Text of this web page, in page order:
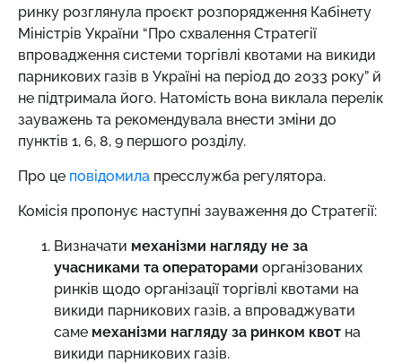
ринку розглянула проєкт розпорядження Кабінету
Міністрів України “Про схвалення Стратегії
впровадження системи торгівлі квотами на викиди
парникових газів в Україні на період до 2033 року” й
не підтримала його. Натомість вона виклала перелік
зауважень та рекомендувала внести зміни до
пунктів 1, 6, 8, 9 першого розділу.
Про це повідомила пресслужба регулятора.
Комісія пропонує наступні зауваження до Стратегії:
Визначати механізми нагляду не за
учасниками та операторами організованих
ринків щодо організації торгівлі квотами на
викиди парникових газів, а впроваджувати
саме механізми нагляду за ринком квот на
викиди парникових газів.